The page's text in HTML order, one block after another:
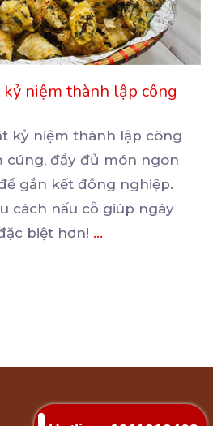
niệm thành lập công
kỷ niệm thành lập công
cúng, đầy đủ món ngon
gắn kết đồng nghiệp.
cách nấu cỗ giúp ngày
biệt hơn! ...